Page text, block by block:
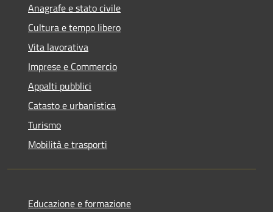
Anagrafe e stato civile
Cultura e tempo libero
Vita lavorativa
Imprese e Commercio
Appalti pubblici
Catasto e urbanistica
Turismo
Mobilità e trasporti
Educazione e formazione